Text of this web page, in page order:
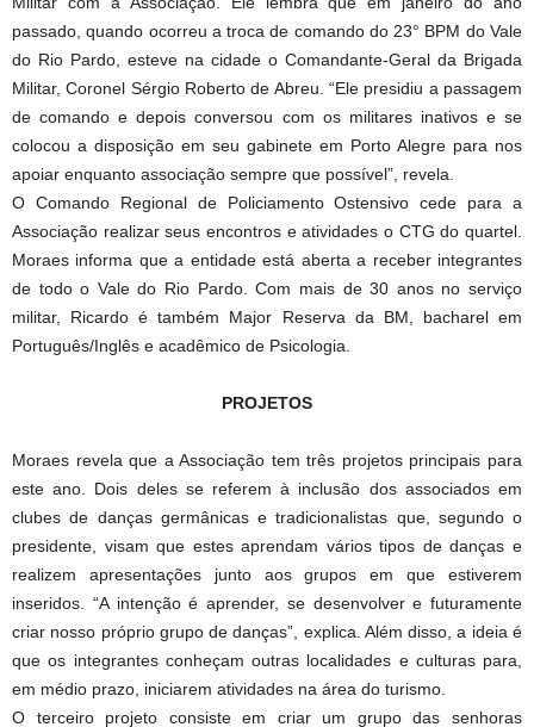
passado, quando ocorreu a troca de comando do 23° BPM do Vale
do Rio Pardo, esteve na cidade o Comandante-Geral da Brigada
Militar, Coronel Sérgio Roberto de Abreu. “Ele presidiu a passagem
de comando e depois conversou com os militares inativos e se
colocou a disposição em seu gabinete em Porto Alegre para nos
apoiar enquanto associação sempre que possível”, revela.
O Comando Regional de Policiamento Ostensivo cede para a
Associação realizar seus encontros e atividades o CTG do quartel.
Moraes informa que a entidade está aberta a receber integrantes
de todo o Vale do Rio Pardo. Com mais de 30 anos no serviço
militar, Ricardo é também Major Reserva da BM, bacharel em
Português/Inglês e acadêmico de Psicologia.
PROJETOS
Moraes revela que a Associação tem três projetos principais para
este ano. Dois deles se referem à inclusão dos associados em
clubes de danças germânicas e tradicionalistas que, segundo o
presidente, visam que estes aprendam vários tipos de danças e
realizem apresentações junto aos grupos em que estiverem
inseridos. “A intenção é aprender, se desenvolver e futuramente
criar nosso próprio grupo de danças”, explica. Além disso, a ideia é
que os integrantes conheçam outras localidades e culturas para,
em médio prazo, iniciarem atividades na área do turismo.
O terceiro projeto consiste em criar um grupo das senhoras